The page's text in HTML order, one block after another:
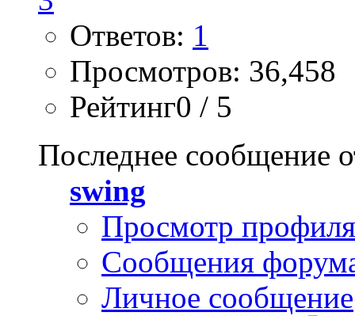
Ответов: 1
Просмотров: 36,458
Рейтинг0 / 5
Последнее сообщение
swing
Просмотр профиля
Сообщения
Личное сообщение